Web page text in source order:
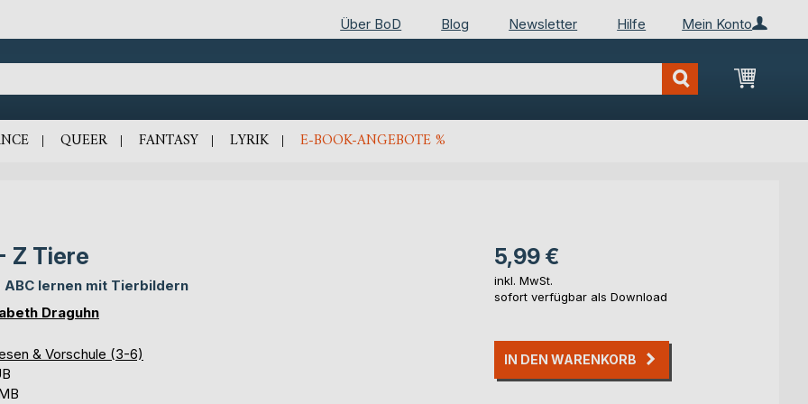
Mein Konto
Über BoD Blog Newsletter Hilfe
Mein
QUEER FANTASY LYRIK E-BOOK-ANGEBOTE %
Z Tiere
ABC lernen mit Tierbildern
Draguhn
& Vorschule (3-6)
5,99 €
inkl. MwSt.
sofort verfügbar als Download
IN DEN WARENKORB